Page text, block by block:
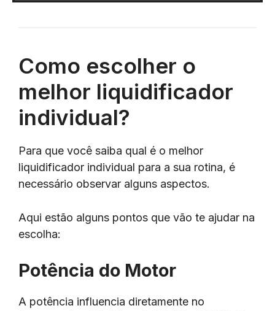
Como escolher o
melhor liquidificador
individual?
Para que você saiba qual é o melhor
liquidificador individual para a sua rotina, é
necessário observar alguns aspectos.
Aqui estão alguns pontos que vão te ajudar na
escolha:
Potência do Motor
A potência influencia diretamente no